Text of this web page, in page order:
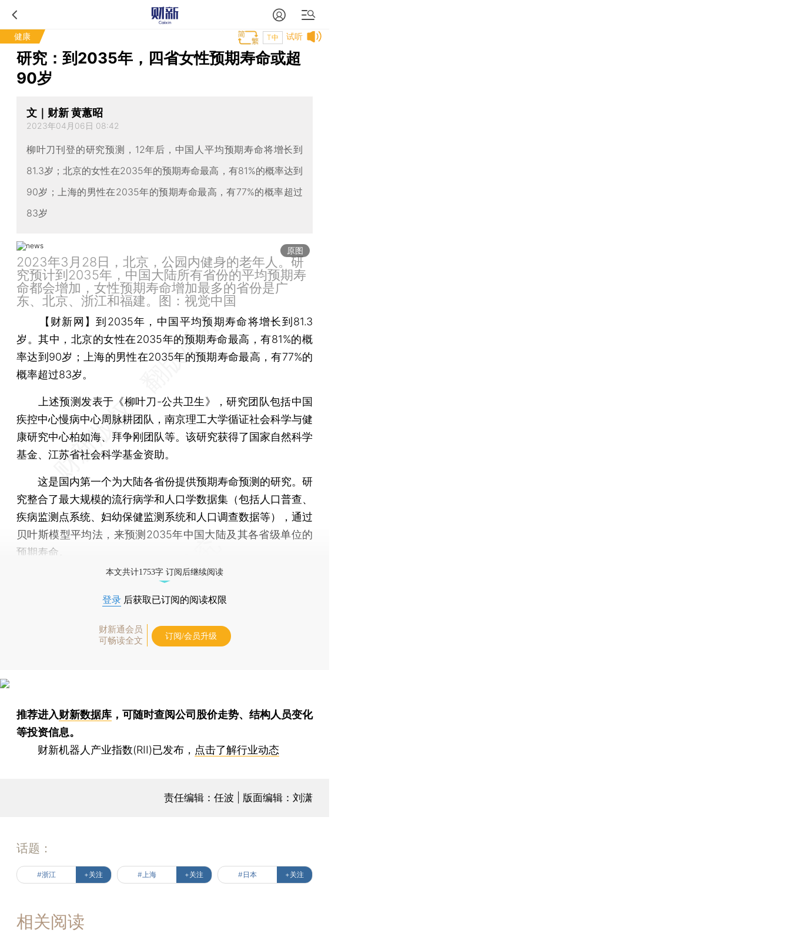
健康 试听
T中
研究：到2035年，四省女性预期寿命或超
90岁
文｜财新 黄蕙昭
2023年04月06日 08:42
柳叶刀刊登的研究预测，12年后，中国人平均预期寿命将增长到
81.3岁；北京的女性在2035年的预期寿命最高，有81%的概率达到
90岁；上海的男性在2035年的预期寿命最高，有77%的概率超过
83岁
原图
2023年3月28日，北京，公园内健身的老年人。研
究预计到2035年，中国大陆所有省份的平均预期寿
命都会增加，女性预期寿命增加最多的省份是广
东、北京、浙江和福建。图：视觉中国
【财新网】到2035年，中国平均预期寿命将增长到81.3
岁。其中，北京的女性在2035年的预期寿命最高，有81%的概
率达到90岁；上海的男性在2035年的预期寿命最高，有77%的
概率超过83岁。
上述预测发表于《柳叶刀-公共卫生》，研究团队包括中国
疾控中心慢病中心周脉耕团队，南京理工大学循证社会科学与健
康研究中心柏如海、拜争刚团队等。该研究获得了国家自然科学
基金、江苏省社会科学基金资助。
这是国内第一个为大陆各省份提供预期寿命预测的研究。研
究整合了最大规模的流行病学和人口学数据集（包括人口普查、
疾病监测点系统、妇幼保健监测系统和人口调查数据等），通过
贝叶斯模型平均法，来预测2035年中国大陆及其各省级单位的
预期寿命。
本文共计1753字 订阅后继续阅读
登录 后获取已订阅的阅读权限
财新通会员
可畅读全文
订阅/会员升级
推荐进入财新数据库 ，可随时查阅公司股价走势、结构人员变化
等投资信息。
财新机器人产业指数(RII)已发布， 点击了解行业动态
责任编辑：任波 | 版面编辑：刘潇
话题：
#浙江 +关注 #上海 +关注 #日本 +关注
相关阅读